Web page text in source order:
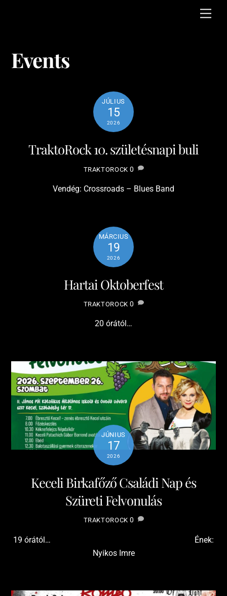
Events
JÚLIUS
15
2026
TraktoRock 10. születésnapi buli
TRAKTOROCK 0
Vendég: Crossroads – Blues Band
MÁRCIUS
19
2026
Hartai Oktoberfest
TRAKTOROCK 0
20 órától…
JÚNIUS
17
2026
Keceli Birkafőző Családi Nap és
Szüreti Felvonulás
TRAKTOROCK 0
19 órától… Ének:
Nyikos Imre